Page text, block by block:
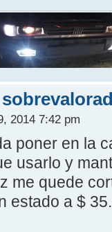
2014 7:42 pm
poner en la
usarlo y
me quede
estado a $